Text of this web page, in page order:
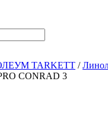
TARKETT /
CONRAD 3